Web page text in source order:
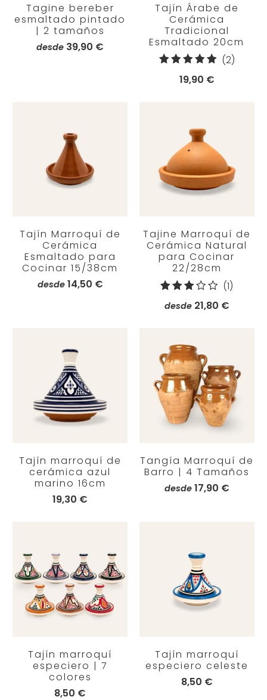
Tagine bereber
esmaltado pintado
| 2 tamaños
desde 39,90 €
Tajín Árabe de
Cerámica
Tradicional
Esmaltado 20cm
(2)2
19,90 €
Tajín Marroquí de
Cerámica
Esmaltado para
Cocinar 15/38cm
desde 14,50 €
Tajine Marroquí de
Cerámica Natural
para Cocinar
22/28cm
(1)
desde 21,80 €
Tajín marroquí de
cerámica azul
marino 16cm
19,30 €
Tangía Marroquí de
Barro | 4 Tamaños
desde 17,90 €
Tajín marroquí
especiero | 7
colores
8,50 €
Tajín marroquí
especiero celeste
8,50 €